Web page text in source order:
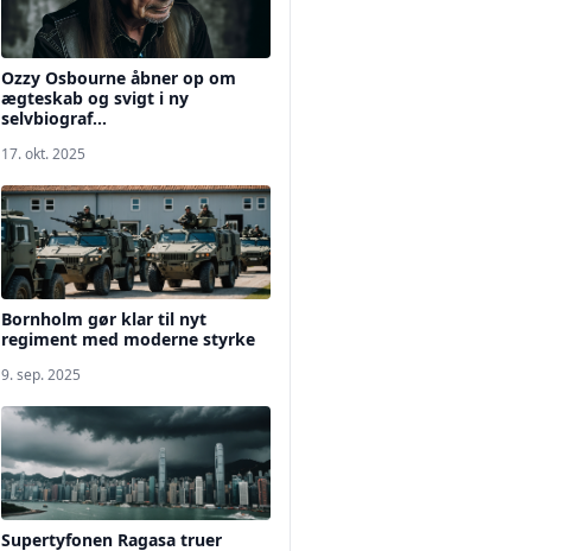
Ozzy Osbourne åbner op om
ægteskab og svigt i ny
selvbiograf...
17. okt. 2025
Bornholm gør klar til nyt
regiment med moderne styrke
9. sep. 2025
Supertyfonen Ragasa truer